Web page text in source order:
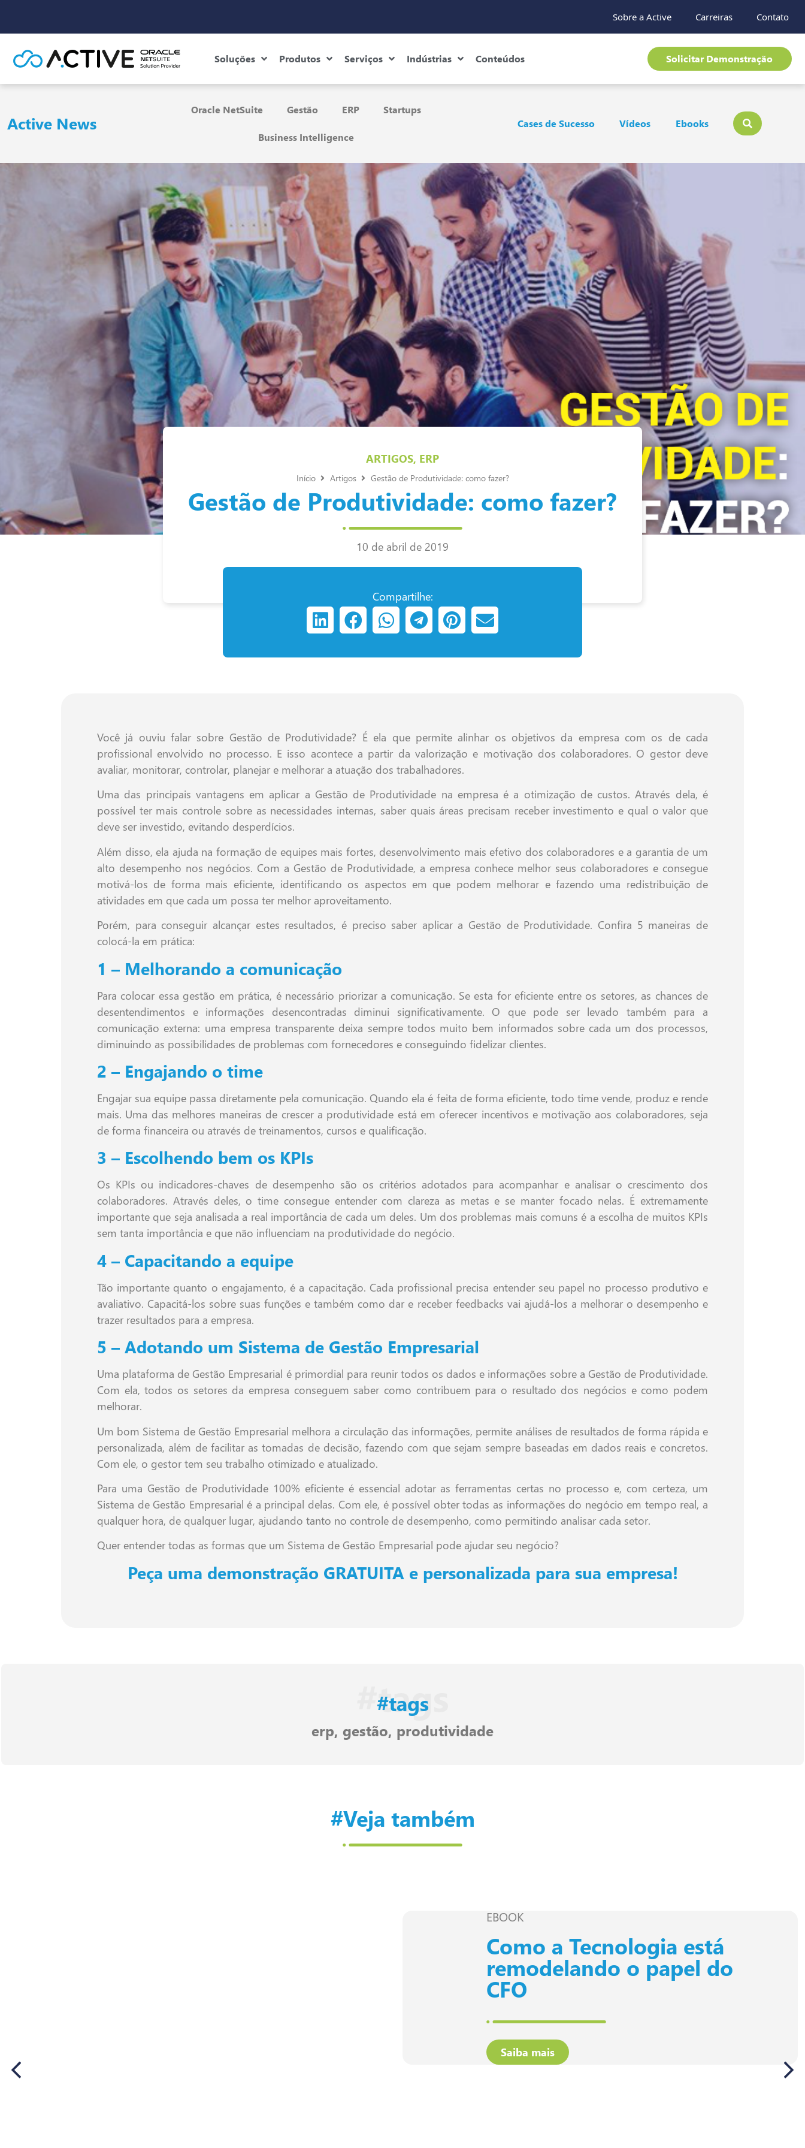
Sobre a Active Carreiras Contato
Soluções Produtos Serviços Indústrias Conteúdos Solicitar Demonstração
Active News
Oracle NetSuite Gestão ERP Startups
Business Intelligence
Cases de Sucesso Vídeos Ebooks
ARTIGOS, ERP
Início Artigos Gestão de Produtividade: como fazer?
Gestão de Produtividade: como fazer?
10 de abril de 2019
Compartilhe:
Você já ouviu falar sobre Gestão de Produtividade? É ela que permite alinhar os objetivos da empresa com os de cada
profissional envolvido no processo. E isso acontece a partir da valorização e motivação dos colaboradores. O gestor deve
avaliar, monitorar, controlar, planejar e melhorar a atuação dos trabalhadores.
Uma das principais vantagens em aplicar a Gestão de Produtividade na empresa é a otimização de custos. Através dela, é
possível ter mais controle sobre as necessidades internas, saber quais áreas precisam receber investimento e qual o valor que
deve ser investido, evitando desperdícios.
Além disso, ela ajuda na formação de equipes mais fortes, desenvolvimento mais efetivo dos colaboradores e a garantia de um
alto desempenho nos negócios. Com a Gestão de Produtividade, a empresa conhece melhor seus colaboradores e consegue
motivá-los de forma mais eficiente, identificando os aspectos em que podem melhorar e fazendo uma redistribuição de
atividades em que cada um possa ter melhor aproveitamento.
Porém, para conseguir alcançar estes resultados, é preciso saber aplicar a Gestão de Produtividade. Confira 5 maneiras de
colocá-la em prática:
1 – Melhorando a comunicação
Para colocar essa gestão em prática, é necessário priorizar a comunicação. Se esta for eficiente entre os setores, as chances de
desentendimentos e informações desencontradas diminui significativamente. O que pode ser levado também para a
comunicação externa: uma empresa transparente deixa sempre todos muito bem informados sobre cada um dos processos,
diminuindo as possibilidades de problemas com fornecedores e conseguindo fidelizar clientes.
2 – Engajando o time
Engajar sua equipe passa diretamente pela comunicação. Quando ela é feita de forma eficiente, todo time vende, produz e rende
mais. Uma das melhores maneiras de crescer a produtividade está em oferecer incentivos e motivação aos colaboradores, seja
de forma financeira ou através de treinamentos, cursos e qualificação.
3 – Escolhendo bem os KPIs
Os KPIs ou indicadores-chaves de desempenho são os critérios adotados para acompanhar e analisar o crescimento dos
colaboradores. Através deles, o time consegue entender com clareza as metas e se manter focado nelas. É extremamente
importante que seja analisada a real importância de cada um deles. Um dos problemas mais comuns é a escolha de muitos KPIs
sem tanta importância e que não influenciam na produtividade do negócio.
4 – Capacitando a equipe
Tão importante quanto o engajamento, é a capacitação. Cada profissional precisa entender seu papel no processo produtivo e
avaliativo. Capacitá-los sobre suas funções e também como dar e receber feedbacks vai ajudá-los a melhorar o desempenho e
trazer resultados para a empresa.
5 – Adotando um Sistema de Gestão Empresarial
Uma plataforma de Gestão Empresarial é primordial para reunir todos os dados e informações sobre a Gestão de Produtividade.
Com ela, todos os setores da empresa conseguem saber como contribuem para o resultado dos negócios e como podem
melhorar.
Um bom Sistema de Gestão Empresarial melhora a circulação das informações, permite análises de resultados de forma rápida e
personalizada, além de facilitar as tomadas de decisão, fazendo com que sejam sempre baseadas em dados reais e concretos.
Com ele, o gestor tem seu trabalho otimizado e atualizado.
Para uma Gestão de Produtividade 100% eficiente é essencial adotar as ferramentas certas no processo e, com certeza, um
Sistema de Gestão Empresarial é a principal delas. Com ele, é possível obter todas as informações do negócio em tempo real, a
qualquer hora, de qualquer lugar, ajudando tanto no controle de desempenho, como permitindo analisar cada setor.
Quer entender todas as formas que um Sistema de Gestão Empresarial pode ajudar seu negócio?
Peça uma demonstração GRATUITA e personalizada para sua empresa!
#tags
#tags
erp, gestão, produtividade
#Veja também
EBOOK
Como a Tecnologia está
remodelando o papel do
CFO